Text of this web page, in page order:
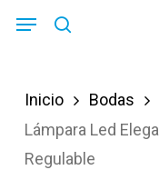
content
Menu
Inicio Bodas
Lámpara Led
Regulable